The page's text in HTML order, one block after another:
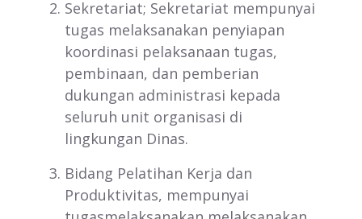
Sekretariat; Sekretariat mempunyai
tugas melaksanakan penyiapan
koordinasi pelaksanaan tugas,
pembinaan, dan pemberian
dukungan administrasi kepada
seluruh unit organisasi di
lingkungan Dinas.
Bidang Pelatihan Kerja dan
Produktivitas, mempunyai